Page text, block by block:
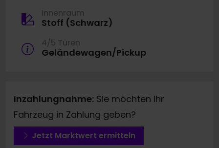
Innenraum
Stoff (Schwarz)
4/5 Türen
Geländewagen/Pickup
Inzahlungnahme: Sie möchten Ihr
Fahrzeug in Zahlung geben?
Jetzt Marktwert ermitteln